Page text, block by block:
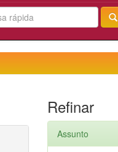
Refinar
Assunto